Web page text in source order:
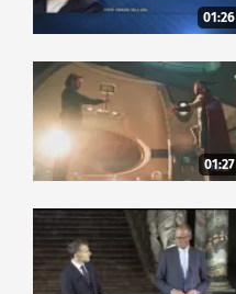
01:26
01:27